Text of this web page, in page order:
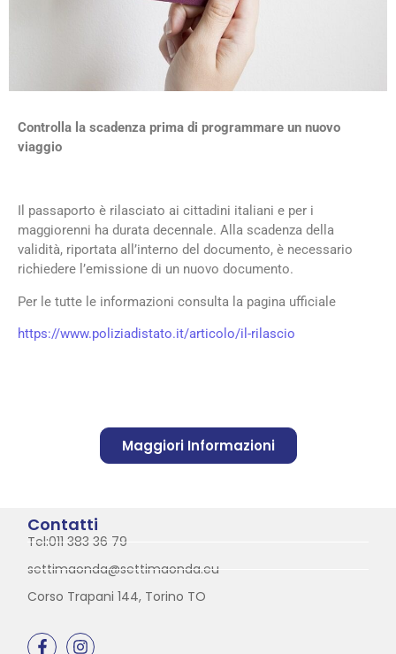
Controlla la scadenza prima di programmare un nuovo
viaggio
Il passaporto è rilasciato ai cittadini italiani e per i
maggiorenni ha durata decennale. Alla scadenza della
validità, riportata all’interno del documento, è necessario
richiedere l’emissione di un nuovo documento.
Per le tutte le informazioni consulta la pagina ufficiale
https://www.poliziadistato.it/articolo/il-rilascio
Maggiori Informazioni
Contatti
Tel:011 383 36 79
settimaonda@settimaonda.eu
Corso Trapani 144, Torino TO